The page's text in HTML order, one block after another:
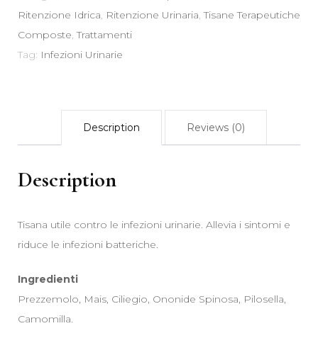
100
gr
quantity
Ritenzione Idrica, Ritenzione Urinaria,Tisane Terapeutiche
Composte,Trattamenti
Tag: Infezioni Urinarie
Description Reviews (0)
Description
Tisana utile contro le infezioni urinarie. Allevia i sintomi e
riduce le infezioni batteriche.
Ingredienti
Prezzemolo, Mais, Ciliegio, Ononide Spinosa, Pilosella,
Camomilla.